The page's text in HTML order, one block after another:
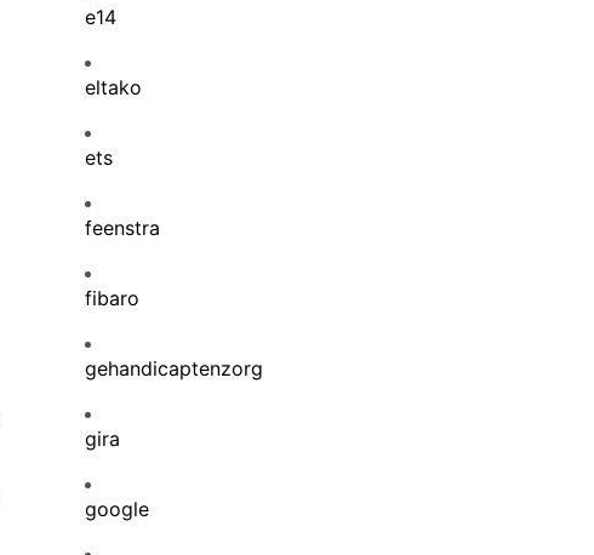
e14
eltako
ets
feenstra
fibaro
gehandicaptenzorg
gira
google